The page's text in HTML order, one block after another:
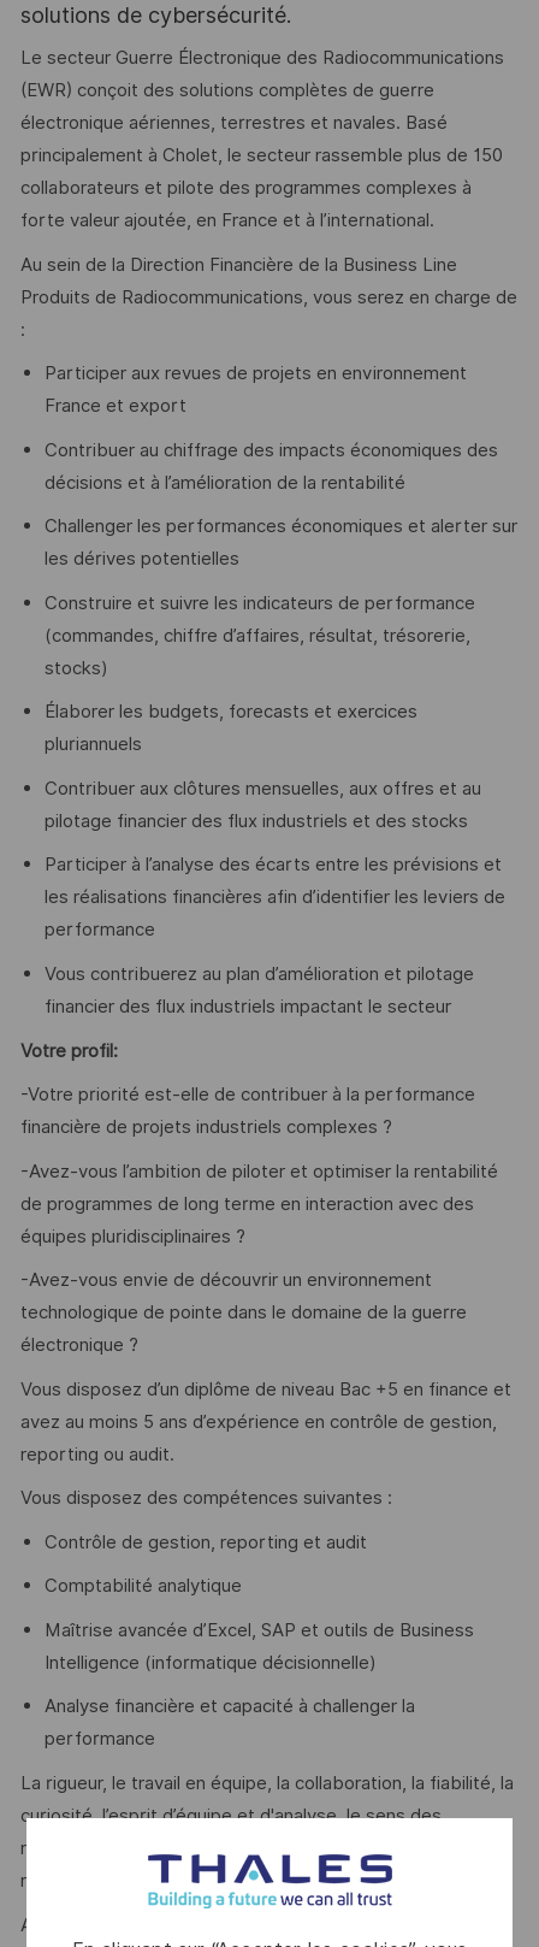
solutions de cybersécurité.
Le secteur Guerre Électronique des Radiocommunications
(EWR) conçoit des solutions complètes de guerre
électronique aériennes, terrestres et navales. Basé
principalement à Cholet, le secteur rassemble plus de 150
collaborateurs et pilote des programmes complexes à
forte valeur ajoutée, en France et à l’international.
Au sein de la Direction Financière de la Business Line
Produits de Radiocommunications, vous serez en charge de
:
Participer aux revues de projets en environnement
France et export
Contribuer au chiffrage des impacts économiques des
décisions et à l’amélioration de la rentabilité
Challenger les performances économiques et alerter sur
les dérives potentielles
Construire et suivre les indicateurs de performance
(commandes, chiffre d’affaires, résultat, trésorerie,
stocks)
Élaborer les budgets, forecasts et exercices
pluriannuels
Contribuer aux clôtures mensuelles, aux offres et au
pilotage financier des flux industriels et des stocks
Participer à l’analyse des écarts entre les prévisions et
les réalisations financières afin d’identifier les leviers de
performance
Vous contribuerez au plan d’amélioration et pilotage
financier des flux industriels impactant le secteur
Votre profil:
-Votre priorité est-elle de contribuer à la performance
financière de projets industriels complexes ?
-Avez-vous l’ambition de piloter et optimiser la rentabilité
de programmes de long terme en interaction avec des
équipes pluridisciplinaires ?
-Avez-vous envie de découvrir un environnement
technologique de pointe dans le domaine de la guerre
électronique ?
Vous disposez d’un diplôme de niveau Bac +5 en finance et
avez au moins 5 ans d’expérience en contrôle de gestion,
reporting ou audit.
Vous disposez des compétences suivantes :
Contrôle de gestion, reporting et audit
Comptabilité analytique
Maîtrise avancée d’Excel, SAP et outils de Business
Intelligence (informatique décisionnelle)
Analyse financière et capacité à challenger la
performance
La rigueur, le travail en équipe, la collaboration, la fiabilité, la
curiosité, l’esprit d’équipe et d'analyse, le sens des
responsabilités et l’intégrité sont des atouts que l’on vous
reconnaît ?
Alors ce poste est fait pour vous !